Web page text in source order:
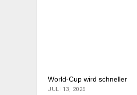
World-Cup wird schneller
JULI 13, 2026